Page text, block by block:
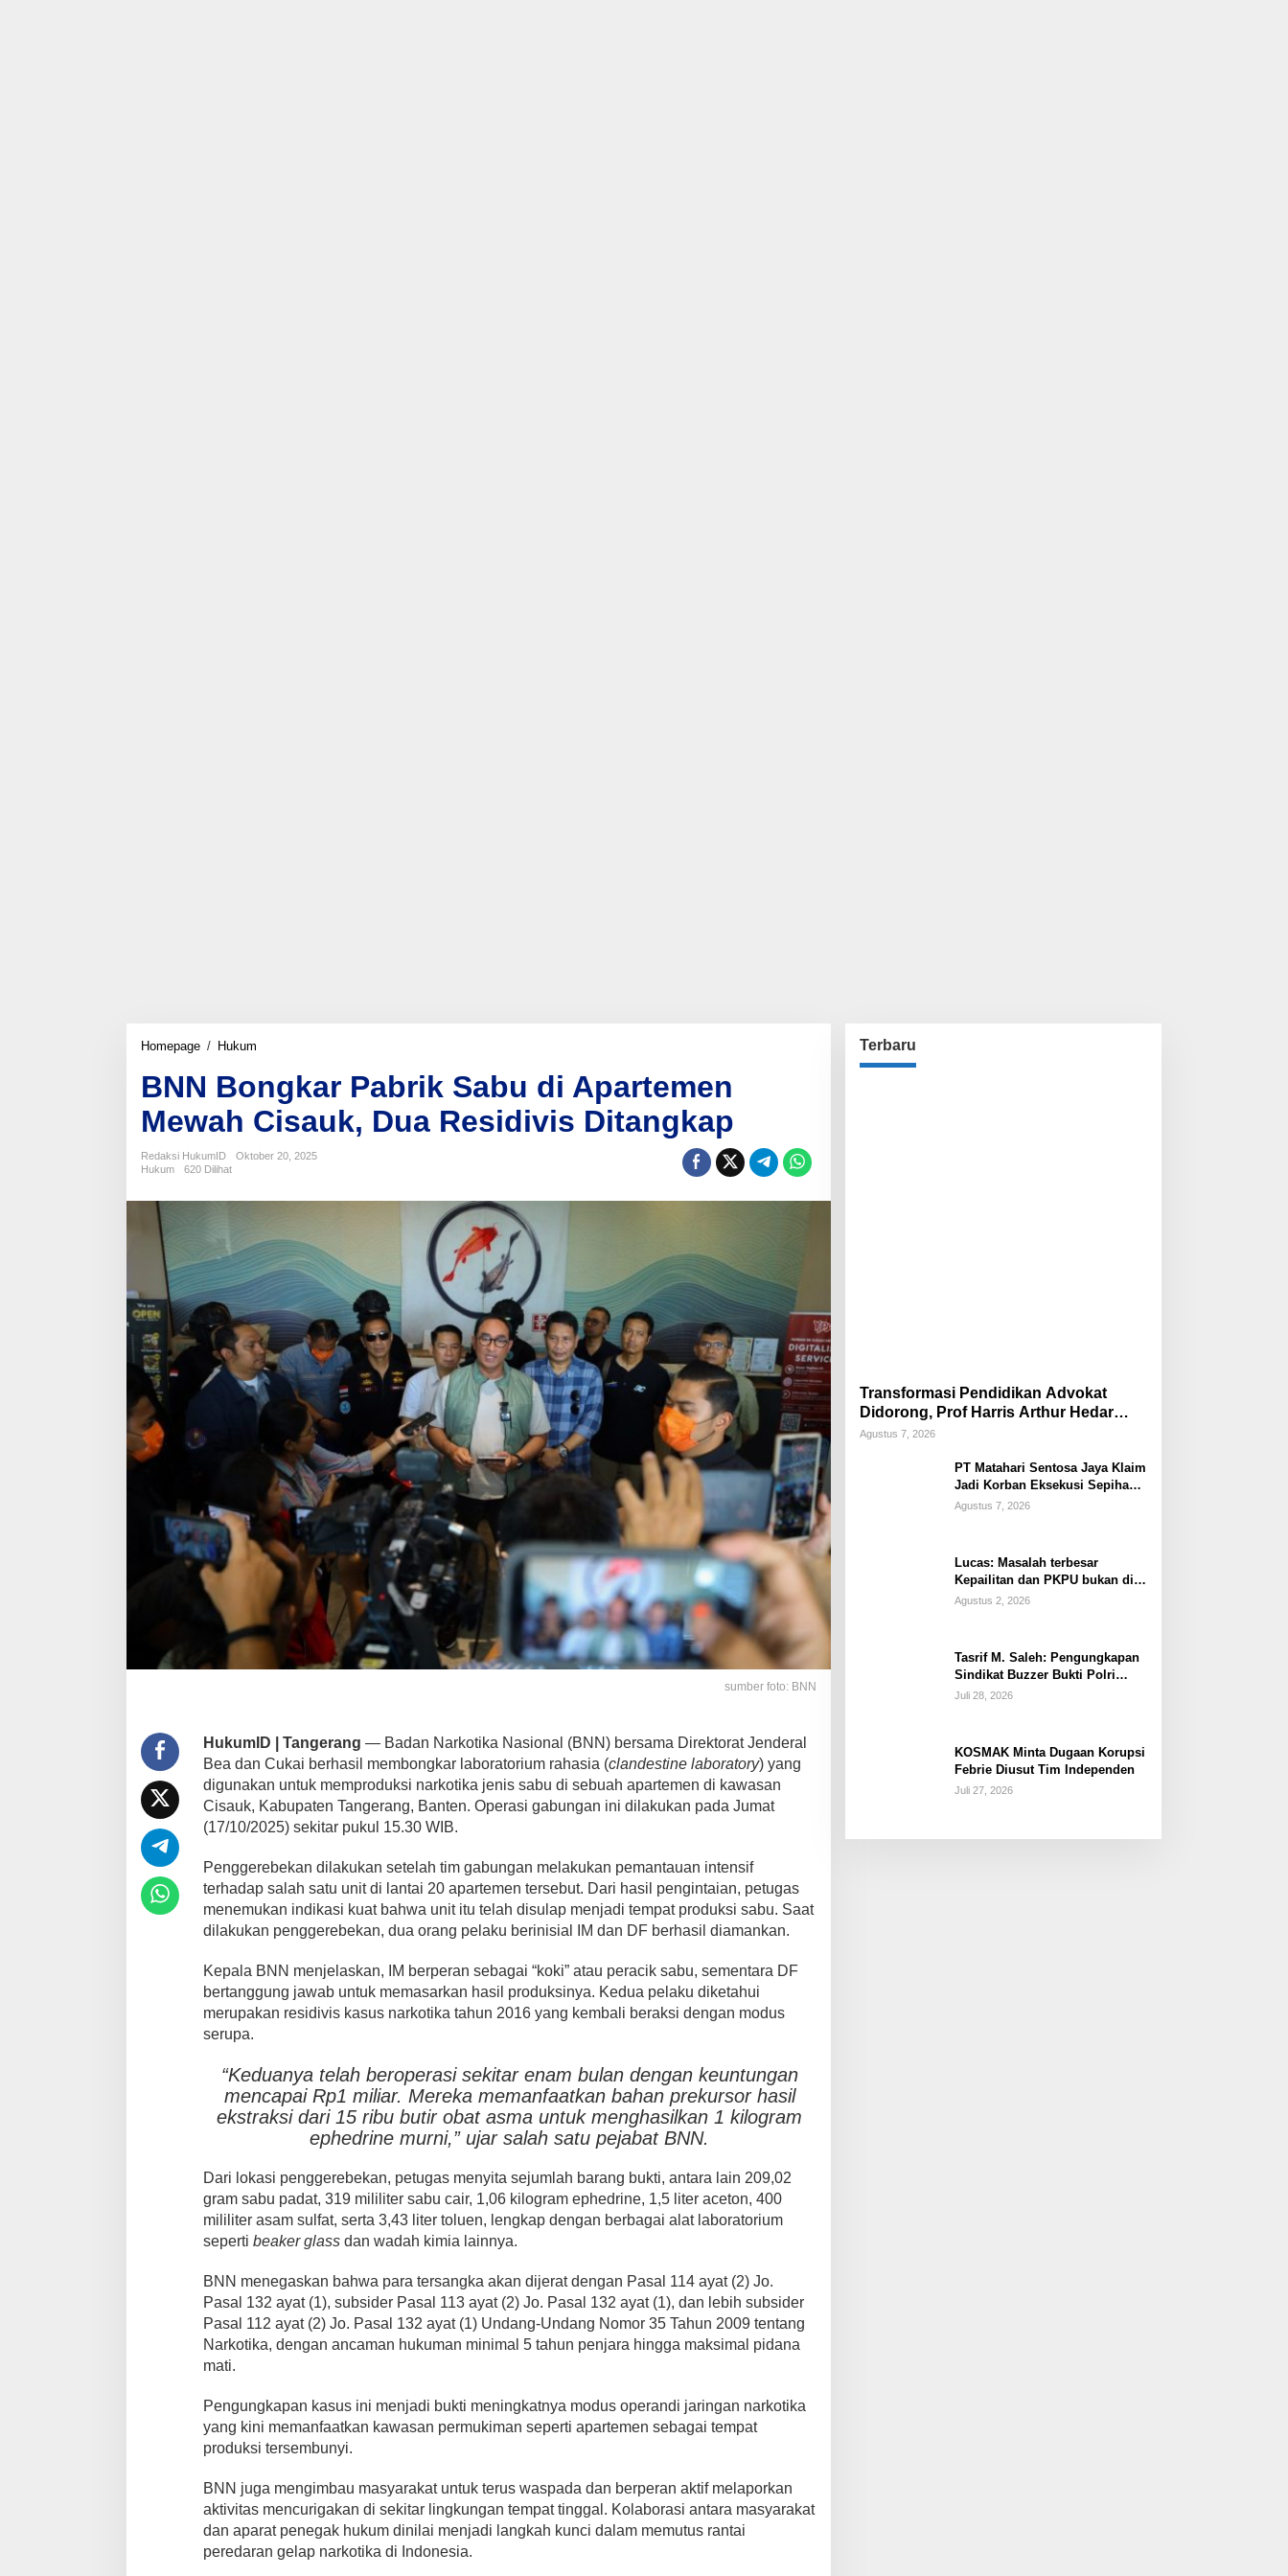
Homepage / Hukum
Pabrik
Sabu
di
Apartemen
Mewah
Cisauk,
Residivis
BNN Bongkar Pabrik Sabu di Apartemen
Mewah Cisauk, Dua Residivis Ditangkap
Redaksi HukumID
Oktober 20, 2025
Hukum
620 Dilihat
sumber foto: BNN
HukumID | Tangerang — Badan Narkotika Nasional (BNN) bersama Direktorat Jenderal
Bea dan Cukai berhasil membongkar laboratorium rahasia (clandestine laboratory) yang
digunakan untuk memproduksi narkotika jenis sabu di sebuah apartemen di kawasan
Cisauk, Kabupaten Tangerang, Banten. Operasi gabungan ini dilakukan pada Jumat
(17/10/2025) sekitar pukul 15.30 WIB.
Penggerebekan dilakukan setelah tim gabungan melakukan pemantauan intensif
terhadap salah satu unit di lantai 20 apartemen tersebut. Dari hasil pengintaian, petugas
menemukan indikasi kuat bahwa unit itu telah disulap menjadi tempat produksi sabu. Saat
dilakukan penggerebekan, dua orang pelaku berinisial IM dan DF berhasil diamankan.
Kepala BNN menjelaskan, IM berperan sebagai “koki” atau peracik sabu, sementara DF
bertanggung jawab untuk memasarkan hasil produksinya. Kedua pelaku diketahui
merupakan residivis kasus narkotika tahun 2016 yang kembali beraksi dengan modus
serupa.
“Keduanya telah beroperasi sekitar enam bulan dengan keuntungan
mencapai Rp1 miliar. Mereka memanfaatkan bahan prekursor hasil
ekstraksi dari 15 ribu butir obat asma untuk menghasilkan 1 kilogram
ephedrine murni,” ujar salah satu pejabat BNN.
Dari lokasi penggerebekan, petugas menyita sejumlah barang bukti, antara lain 209,02
gram sabu padat, 319 mililiter sabu cair, 1,06 kilogram ephedrine, 1,5 liter aceton, 400
mililiter asam sulfat, serta 3,43 liter toluen, lengkap dengan berbagai alat laboratorium
seperti beaker glassdan wadah kimia lainnya.
BNN menegaskan bahwa para tersangka akan dijerat dengan Pasal 114 ayat (2) Jo.
Pasal 132 ayat (1), subsider Pasal 113 ayat (2) Jo. Pasal 132 ayat (1), dan lebih subsider
Pasal 112 ayat (2) Jo. Pasal 132 ayat (1) Undang-Undang Nomor 35 Tahun 2009 tentang
Narkotika, dengan ancaman hukuman minimal 5 tahun penjara hingga maksimal pidana
mati.
Pengungkapan kasus ini menjadi bukti meningkatnya modus operandi jaringan narkotika
yang kini memanfaatkan kawasan permukiman seperti apartemen sebagai tempat
produksi tersembunyi.
BNN juga mengimbau masyarakat untuk terus waspada dan berperan aktif melaporkan
aktivitas mencurigakan di sekitar lingkungan tempat tinggal. Kolaborasi antara masyarakat
dan aparat penegak hukum dinilai menjadi langkah kunci dalam memutus rantai
peredaran gelap narkotika di Indonesia.
Terbaru
Transformasi Pendidikan Advokat
Didorong, Prof Harris Arthur Hedar
Perkuat Kolaborasi Kampus
Agustus 7, 2026
PT Matahari Sentosa Jaya Klaim
Jadi Korban Eksekusi Sepihak
oleh Oknum SPSI!
Agustus 7, 2026
Lucas: Masalah terbesar
Kepailitan dan PKPU bukan di
Undang-undang, tapi di Hukum
Agustus 2, 2026
Tasrif M. Saleh: Pengungkapan
Sindikat Buzzer Bukti Polri
Makin Adaptif Hadapi Kejahatan
Juli 28, 2026
KOSMAK Minta Dugaan Korupsi
Febrie Diusut Tim Independen
Juli 27, 2026